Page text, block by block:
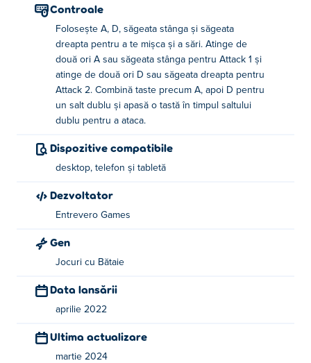
cu 2 jucători. Dacă vrei o provocare și mai mare, poți
încerca și modul Endless, unde sănătatea ta este
prelevată din runda anterioară. Ești suficient de puternic
pentru a deveni campionul pădurii folosindu-ți mâinile de
Cum se joacă Bearsus?
stânga/dreapta)
Atac 1 - A, A (sau Stânga, Stânga)
Atac 2 - D, D (sau Dreapta, Dreapta)
Săritură dublă 2 - D, A (sau Dreapta, Stânga)
(sau Stânga)
Atac 3 - (În timp ce execuți o săritură dublă) D
(sau Dreapta)
Controale
Folosește A, D, săgeata stânga și săgeata
dreapta pentru a te mișca și a sări. Atinge de
două ori A sau săgeata stânga pentru Attack 1 și
atinge de două ori D sau săgeata dreapta pentru
Attack 2. Combină taste precum A, apoi D pentru
un salt dublu și apasă o tastă în timpul saltului
dublu pentru a ataca.
Dispozitive compatibile
desktop, telefon și tabletă
Dezvoltator
Entrevero Games
Gen
Jocuri cu Bătaie
Data lansării
aprilie 2022
Ultima actualizare
martie 2024